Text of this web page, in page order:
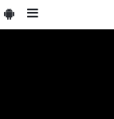
PlayStore
Facebook